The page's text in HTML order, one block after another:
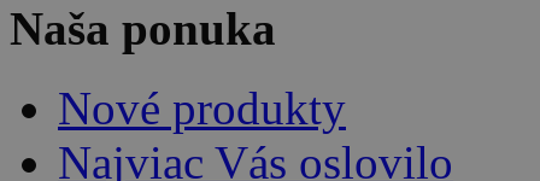
Naša ponuka
Nové produkty
Najviac Vás oslovilo